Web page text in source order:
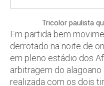
Tricolor paulista
Em partida bem
derrotado na noite de
em pleno estádio dos
arbitragem do
realizada com os dois